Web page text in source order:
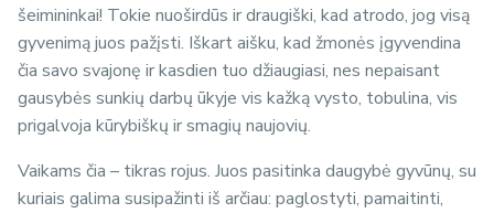
šeimininkai! Tokie nuoširdūs ir draugiški, kad atrodo, jog visą
gyvenimą juos pažįsti. Iškart aišku, kad žmonės įgyvendina
čia savo svajonę ir kasdien tuo džiaugiasi, nes nepaisant
gausybės sunkių darbų ūkyje vis kažką vysto, tobulina, vis
prigalvoja kūrybiškų ir smagių naujovių.
Vaikams čia – tikras rojus. Juos pasitinka daugybė gyvūnų, su
kuriais galima susipažinti iš arčiau: paglostyti, pamaitinti,